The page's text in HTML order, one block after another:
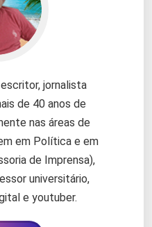
jornalista
de 40 anos de
nas áreas de
em Política e em
de Imprensa),
universitário,
e youtuber.